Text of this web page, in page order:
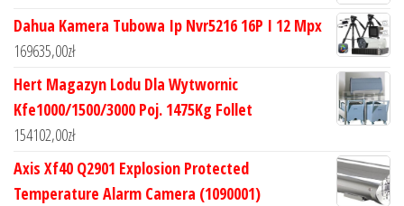
Dahua Kamera Tubowa Ip Nvr5216 16P I 12 Mpx
169635,00zł
Hert Magazyn Lodu Dla Wytwornic
Kfe1000/1500/3000 Poj. 1475Kg Follet
154102,00zł
Axis Xf40 Q2901 Explosion Protected
Temperature Alarm Camera (1090001)